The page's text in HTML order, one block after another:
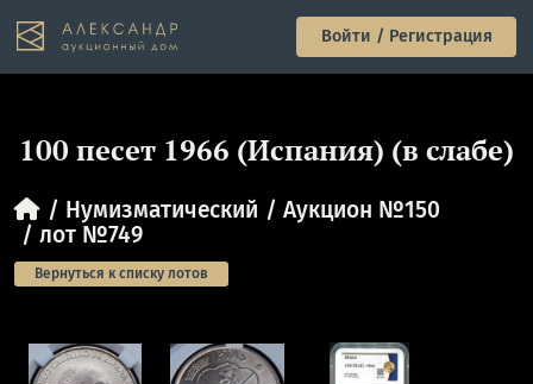
Войти / Регистрация
100 песет 1966 (Испания) (в слабе)
Нумизматический
Аукцион №150
лот №749
Вернуться к списку лотов